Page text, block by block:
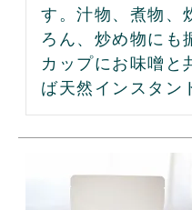
す。汁物、煮物、
ろん、炒め物にも
カップにお味噌と
ば天然インスタン